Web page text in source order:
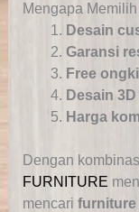
Mengapa Memilih
Desain
Garansi
Free
Desain
Harga
Dengan
FURNITURE
mencari furniture